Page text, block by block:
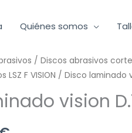
Quiénes somos
/Discos abrasivos
LSZ F VISION / Disco laminado
vision
Rango
precios: